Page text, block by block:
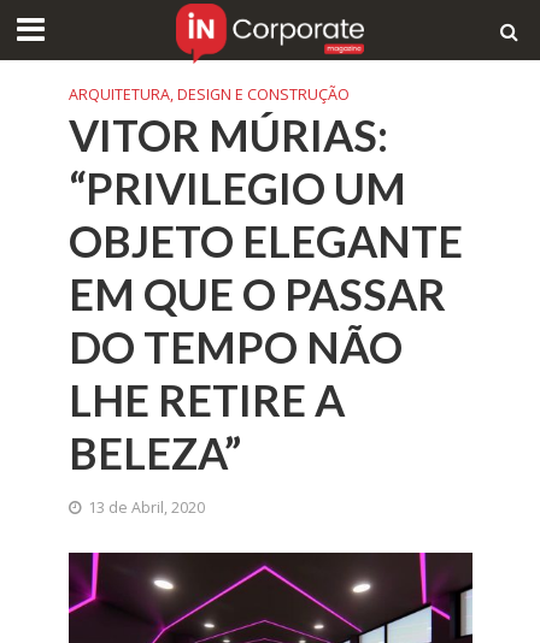
ARQUITETURA, DESIGN E CONSTRUÇÃO
VITOR MÚRIAS:
“PRIVILEGIO UM
OBJETO ELEGANTE
EM QUE O PASSAR
DO TEMPO NÃO
LHE RETIRE A
BELEZA”
13 de Abril, 2020